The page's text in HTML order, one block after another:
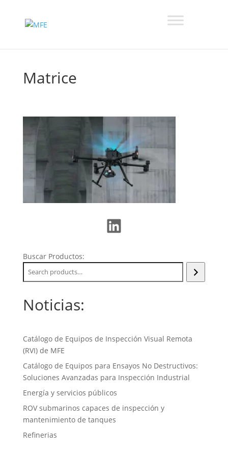
Matrice
LinkedIn
Buscar Productos:
Noticias:
Catálogo de Equipos de Inspección Visual Remota
(RVI) de MFE
Catálogo de Equipos para Ensayos No Destructivos:
Soluciones Avanzadas para Inspección Industrial
Energía y servicios públicos
ROV submarinos capaces de inspección y
mantenimiento de tanques
Refinerias